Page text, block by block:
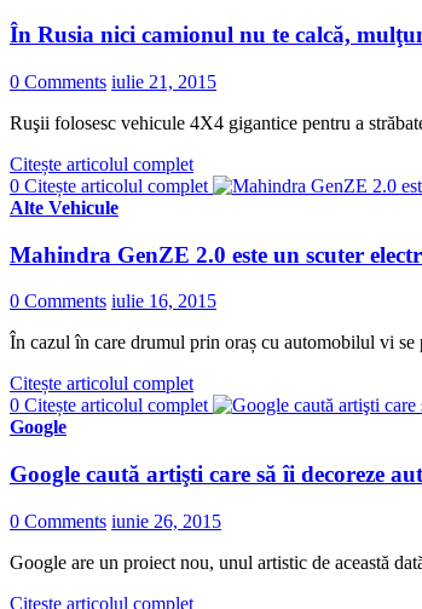
În Rusia nici camionul nu te calcă,
0 Comments iulie 21, 2015
Ruşii folosesc vehicule 4X4 gigantice pentru a
Citește articolul complet
0 Citește articolul complet
Alte Vehicule
Mahindra GenZE 2.0 este un scuter
0 Comments iulie 16, 2015
În cazul în care drumul prin oraș cu automobilul vi
Citește articolul complet
0 Citește articolul complet
Google
Google caută artişti care să îi decoreze
0 Comments iunie 26, 2015
Google are un proiect nou, unul artistic de această
Citește articolul complet